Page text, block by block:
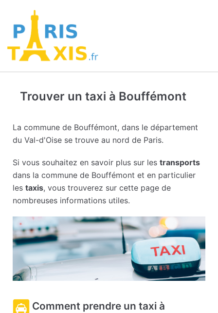
Trouver un taxi à Bouffémont
La commune de Bouffémont, dans le département
du Val-d'Oise se trouve au nord de Paris.
Si vous souhaitez en savoir plus sur lestransports
dans la commune de Bouffémont et en particulier
lestaxis, vous trouverez sur cette page de
nombreuses informations utiles.
Comment prendre un taxi à